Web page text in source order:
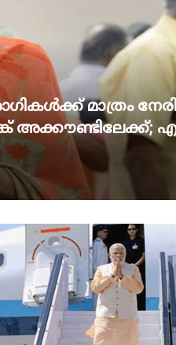
മാത്രം
അക്കൗണ്ടിലേക്ക്;